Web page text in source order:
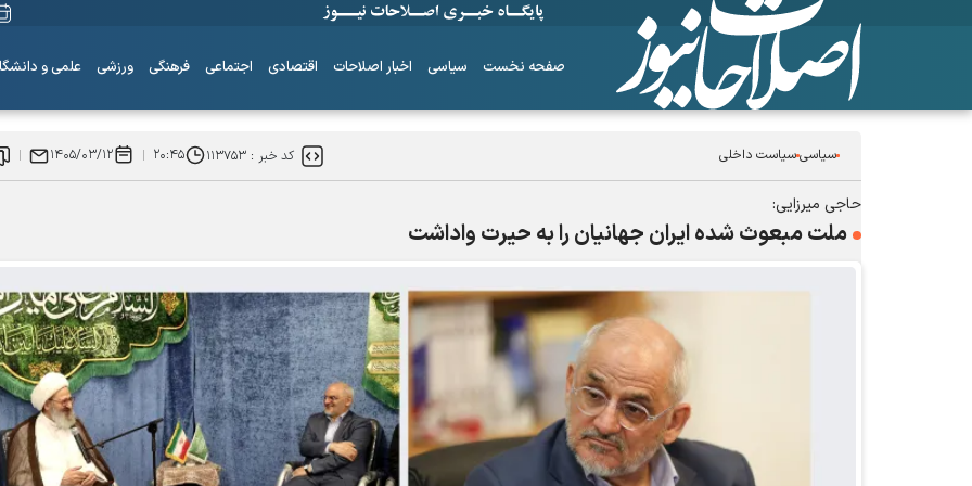
صفحه نخست سیاسی اخبار اصلاحات اقتصادی اجتماعی فرهنگی ورزشی علمی و
سیاسیسیاست داخلی کد خبر :۱۱۳۷۵۳ ۲۰:۴۵ ۱۴۰۵/۰۳/۱۲
حاجی میرزایی:
ملت مبعوث شده ایران جهانیان را به حیرت واداشت
ساز‌های همیشه ناکوک!